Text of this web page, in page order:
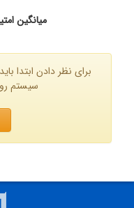
میانگین امتیاز
برای نظر دادن ابتدا
سیستم